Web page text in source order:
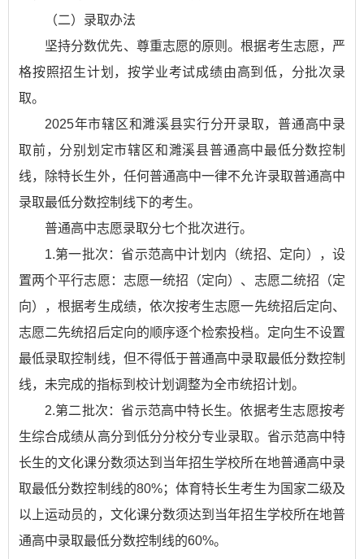
（二）录取办法
坚持分数优先、尊重志愿的原则。根据考生志愿，严
格按照招生计划，按学业考试成绩由高到低，分批次录
取。
2025年市辖区和濉溪县实行分开录取，普通高中录
取前，分别划定市辖区和濉溪县普通高中最低分数控制
线，除特长生外，任何普通高中一律不允许录取普通高中
录取最低分数控制线下的考生。
普通高中志愿录取分七个批次进行。
1.第一批次：省示范高中计划内（统招、定向），设
置两个平行志愿：志愿一统招（定向）、志愿二统招（定
向），根据考生成绩，依次按考生志愿一先统招后定向、
志愿二先统招后定向的顺序逐个检索投档。定向生不设置
最低录取控制线，但不得低于普通高中录取最低分数控制
线，未完成的指标到校计划调整为全市统招计划。
2.第二批次：省示范高中特长生。依据考生志愿按考
生综合成绩从高分到低分分校分专业录取。省示范高中特
长生的文化课分数须达到当年招生学校所在地普通高中录
取最低分数控制线的80%；体育特长生考生为国家二级及
以上运动员的，文化课分数须达到当年招生学校所在地普
通高中录取最低分数控制线的60%。